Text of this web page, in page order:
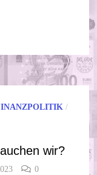
/
wir?
0